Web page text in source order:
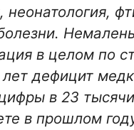
неонатология,
в целом по
дефицит
в 23
в прошлом